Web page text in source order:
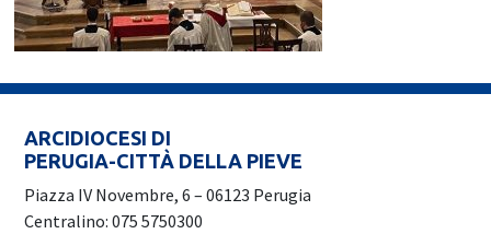
ARCIDIOCESI DI
PERUGIA-CITTÀ DELLA PIEVE
Piazza IV Novembre, 6 – 06123 Perugia
Centralino: 075 5750300